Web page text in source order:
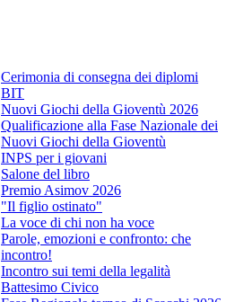
Cerimonia di consegna dei diplomi
BIT
Nuovi Giochi della Gioventù 2026
Qualificazione alla Fase Nazionale dei
Nuovi Giochi della Gioventù
INPS per i giovani
Salone del libro
Premio Asimov 2026
"Il figlio ostinato"
La voce di chi non ha voce
Parole, emozioni e confronto: che
incontro!
Incontro sui temi della legalità
Battesimo Civico